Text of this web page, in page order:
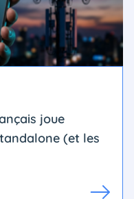
joue
(et les